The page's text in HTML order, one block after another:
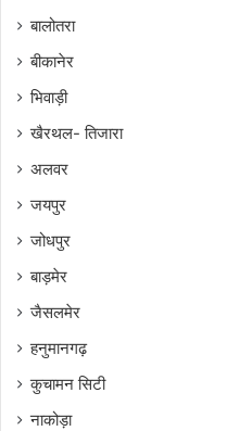
बालोतरा
बीकानेर
भिवाड़ी
खैरथल- तिजारा
अलवर
जयपुर
जोधपुर
बाड़मेर
जैसलमेर
हनुमानगढ़
कुचामन सिटी
नाकोड़ा